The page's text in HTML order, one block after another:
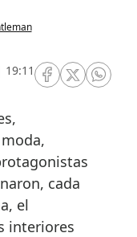
RRSS Facebook
RRSSRRSS
cada
el
interiores